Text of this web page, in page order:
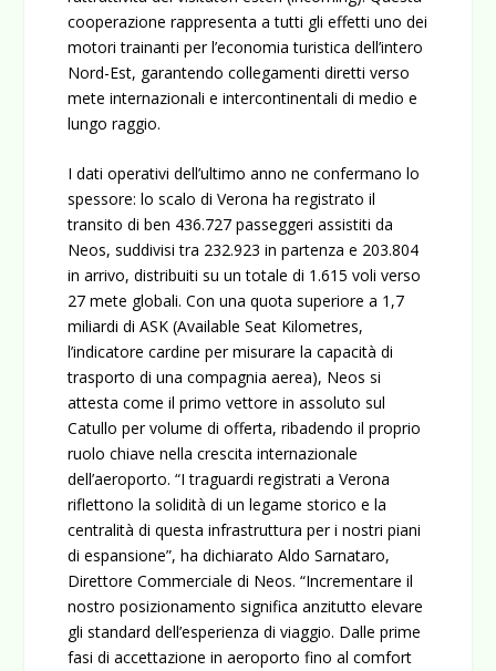
cooperazione rappresenta a tutti gli effetti uno dei
motori trainanti per l’economia turistica dell’intero
Nord-Est, garantendo collegamenti diretti verso
mete internazionali e intercontinentali di medio e
lungo raggio.
I dati operativi dell’ultimo anno ne confermano lo
spessore: lo scalo di Verona ha registrato il
transito di ben 436.727 passeggeri assistiti da
Neos, suddivisi tra 232.923 in partenza e 203.804
in arrivo, distribuiti su un totale di 1.615 voli verso
27 mete globali. Con una quota superiore a 1,7
miliardi di ASK (Available Seat Kilometres,
l’indicatore cardine per misurare la capacità di
trasporto di una compagnia aerea), Neos si
attesta come il primo vettore in assoluto sul
Catullo per volume di offerta, ribadendo il proprio
ruolo chiave nella crescita internazionale
dell’aeroporto. “I traguardi registrati a Verona
riflettono la solidità di un legame storico e la
centralità di questa infrastruttura per i nostri piani
di espansione”, ha dichiarato Aldo Sarnataro,
Direttore Commerciale di Neos. “Incrementare il
nostro posizionamento significa anzitutto elevare
gli standard dell’esperienza di viaggio. Dalle prime
fasi di accettazione in aeroporto fino al comfort